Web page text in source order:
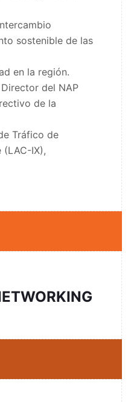
sostenible de las
en la región.
del NAP
de la
Tráfico de
IX),